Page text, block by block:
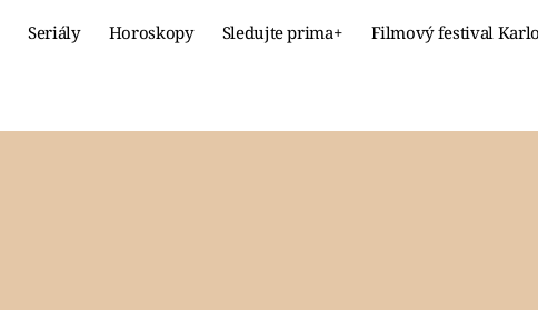
Seriály Horoskopy Sledujte prima+ Filmový festival